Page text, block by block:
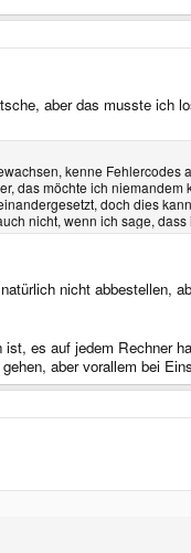
aber das musste ich
kenne
das möchte ich
doch dies
nicht, wenn ich sage,
nicht abbestellen,
es auf jedem Rechner
aber vorallem bei